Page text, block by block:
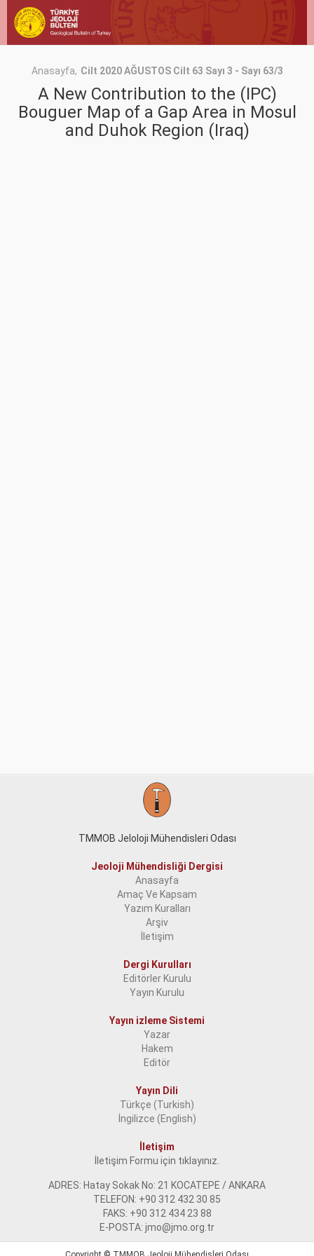
Anasayfa Cilt 2020 AĞUSTOS Cilt 63 Sayı 3 - Sayı 63/3
A New Contribution to the (IPC)
Bouguer Map of a Gap Area in Mosul
and Duhok Region (Iraq)
TMMOB Jeloloji Mühendisleri Odası
Jeoloji Mühendisliği Dergisi
Anasayfa
Amaç Ve Kapsam
Yazım Kuralları
Arşiv
İletişim
Dergi Kurulları
Editörler Kurulu
Yayın Kurulu
Yayın izleme Sistemi
Yazar
Hakem
Editör
Yayın Dili
Türkçe (Turkish)
İngilizce (English)
İletişim
İletişim Formu için tıklayınız.
ADRES: Hatay Sokak No: 21 KOCATEPE / ANKARA
TELEFON: +90 312 432 30 85
FAKS: +90 312 434 23 88
E-POSTA: jmo@jmo.org.tr